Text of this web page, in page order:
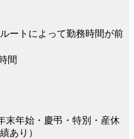
ートによって勤務時間が前
間
末年始・慶弔・特別・産休
あり）